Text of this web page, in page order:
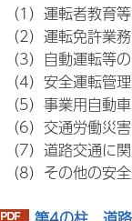
（1）運転者教育
（2）運転免許業
（3）自動運転等
（4）安全運転管
（5）事業用自動
（6）交通労働災
（7）道路交通に
（8）その他の安